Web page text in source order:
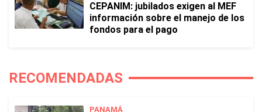
CEPANIM: jubilados exigen al MEF
información sobre el manejo de los
fondos para el pago
RECOMENDADAS
PANAMÁ